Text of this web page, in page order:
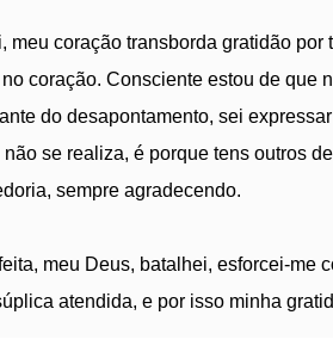
meu coração transborda gratidão
coração. Consciente estou de que
do desapontamento, sei
se realiza, é porque tens outros
sempre agradecendo.
meu Deus, batalhei, esforcei-me
atendida, e por isso minha